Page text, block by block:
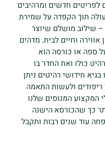
לפריטים חדשים ומרהיבים
תוך הקפדה על שמירת
– שילוב מושלם שיוצר
אווירה וחיים לבית. מדהים
ספה או כורסה הוא
כולו ואת החדר בו
חידושי רהיטים ניתן
ריפודים ולעשות התאמה
המקצוע המנוסים שלנו
כך שהכורסא הישנה
עוד שנים רבות ותקבל